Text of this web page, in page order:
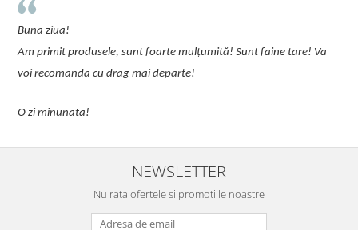
Buna ziua!
Am primit produsele, sunt foarte mulțumită! Sunt faine tare! Va
voi recomanda cu drag mai departe!
O zi minunata!
NEWSLETTER
Nu rata ofertele si promotiile noastre